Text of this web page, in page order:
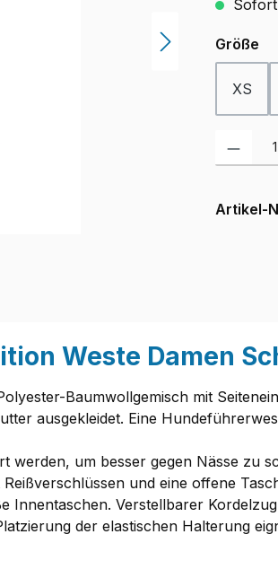
Größe
XS
Produkt
Artikel-
Weste Damen
Baumwollgemisch mit
ausgekleidet. Eine
um besser gegen Nässe zu
und eine offene
Verstellbarer
der elastischen Halterung